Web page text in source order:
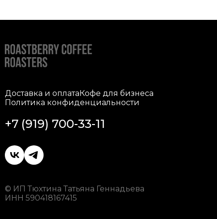
Доставка и оплатаКофе для бизнеса
Политика конфиденциальности
+7 (919) 700-33-11
© ИП Тюхтина Татьяна Геннадьева
ИНН 590418167415